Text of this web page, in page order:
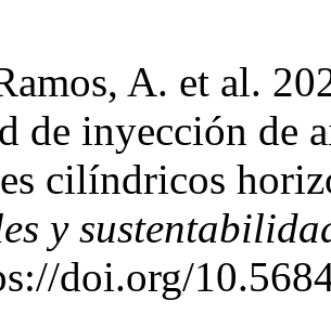
A. et al.
de inyección de
cilíndricos
y
doi.org/